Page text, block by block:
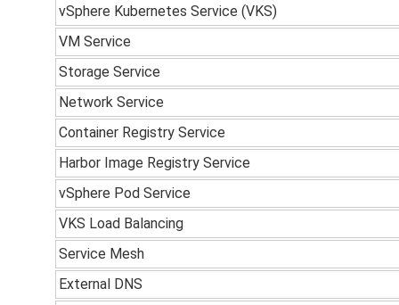
vSphere Kubernetes Service (VKS)
VM Service
Storage Service
Network Service
Container Registry Service
Harbor Image Registry Service
vSphere Pod Service
VKS Load Balancing
Service Mesh
External DNS